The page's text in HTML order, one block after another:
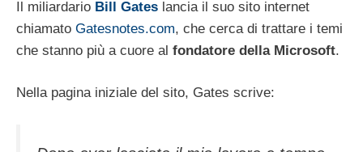
Il miliardario Bill Gates lancia il suo sito internet
chiamato Gatesnotes.com, che cerca di trattare i temi
che stanno più a cuore al fondatore della Microsoft.
Nella pagina iniziale del sito, Gates scrive: